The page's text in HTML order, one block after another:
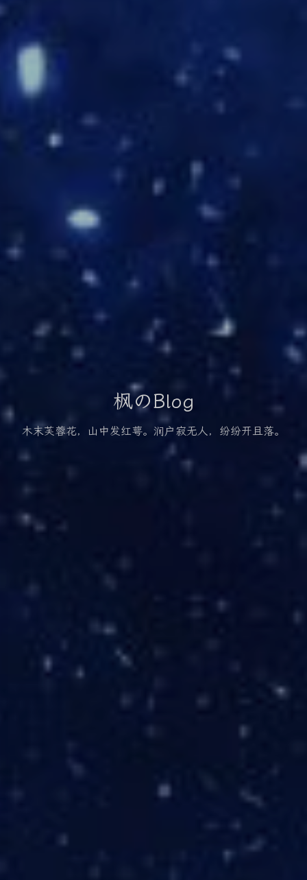
枫のBlog
木末芙蓉花，山中发红萼。涧户寂无人，纷纷开且落。